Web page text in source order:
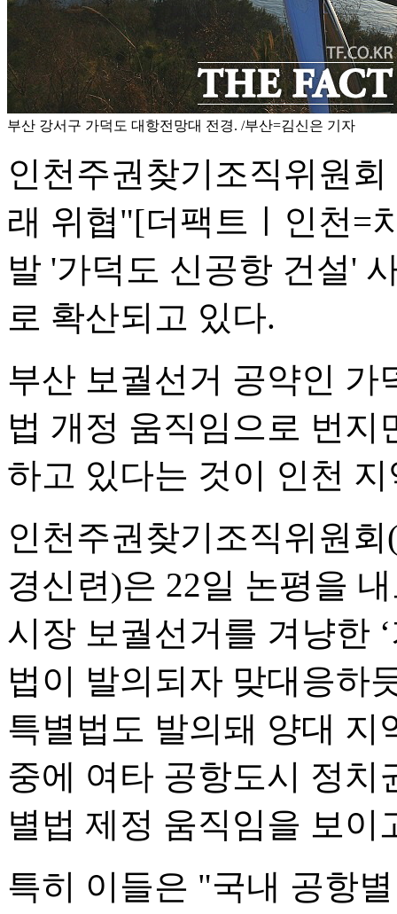
부산 강서구 가덕도 대항전망대 전경. /부산=김신은 기자
인천주권찾기조직위원
래 위협"[더팩트ㅣ인천=
발 '가덕도 신공항 건설'
로 확산되고 있다.
부산 보궐선거 공약인 가
법 개정 움직임으로 번
하고 있다는 것이 인천
인천주권찾기조직위원
경신련)은 22일 논평을
시장 보궐선거를 겨냥한
법이 발의되자 맞대응하
특별법도 발의돼 양대
중에 여타 공항도시 정치
별법 제정 움직임을 보이
특히 이들은 "국내 공항